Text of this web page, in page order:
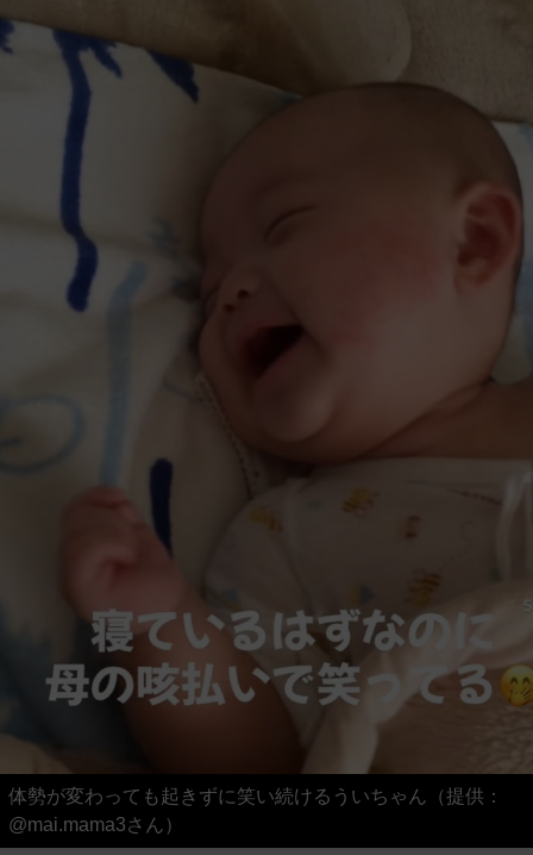
体勢が変わっても起きずに笑い続けるういちゃん（提供：
@mai.mama3さん）